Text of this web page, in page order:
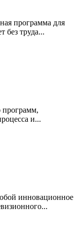
программа для
без труда...
программ,
и...
инновационное